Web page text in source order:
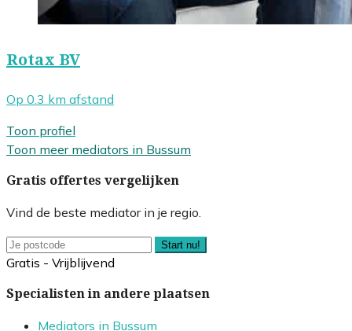
Rotax BV
Op 0.3 km afstand
Toon profiel
Toon meer mediators in Bussum
Gratis offertes vergelijken
Vind de beste mediator in je regio.
Start nu!
Gratis - Vrijblijvend
Specialisten in andere plaatsen
Mediators in Bussum